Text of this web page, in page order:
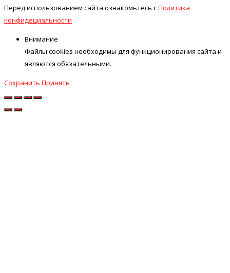
Перед использованием сайта ознакомьтесь сПолитика
конфидециальности
Внимание
Файлы cookies необходимы для функционирования сайта и
являются обязательными.
Сохранить Принять